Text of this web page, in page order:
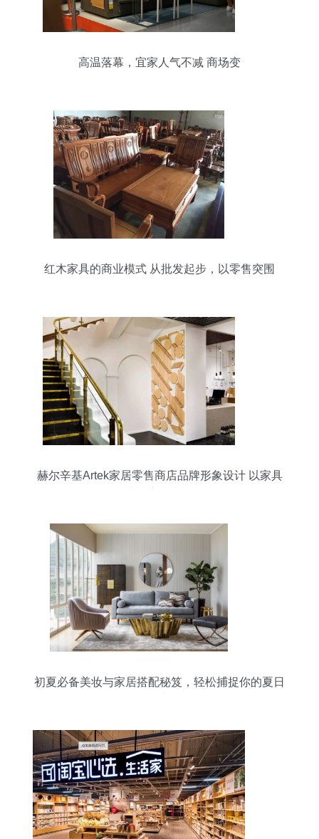
高温落幕，宜家人气不减 商场变
红木家具的商业模式 从批发起步，以零售突围
赫尔辛基Artek家居零售商店品牌形象设计 以家具
初夏必备美妆与家居搭配秘笈，轻松捕捉你的夏日